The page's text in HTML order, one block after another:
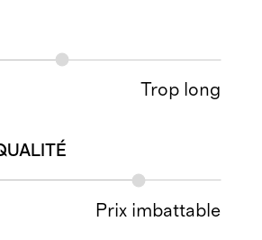
Trop long
Prix imbattable